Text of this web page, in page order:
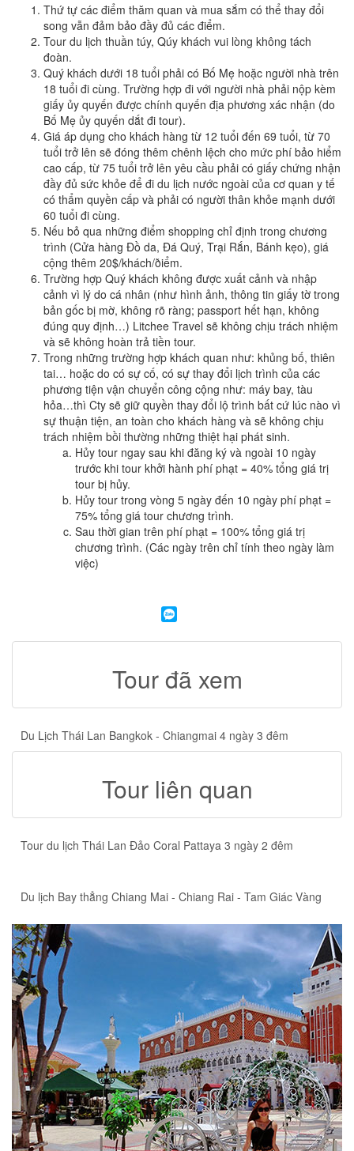
Thứ tự các điểm thăm quan và mua sắm có thể thay đổi
song vẫn đảm bảo đầy đủ các điểm.
Tour du lịch thuần túy, Qúy khách vui lòng không tách
đoàn.
Quý khách dưới 18 tuổi phải có Bố Mẹ hoặc người nhà trên
18 tuổi đi cùng. Trường hợp đi với người nhà phải nộp kèm
giấy ủy quyến được chính quyến địa phương xác nhận (do
Bố Mẹ ủy quyến dắt đi tour).
Giá áp dụng cho khách hàng từ 12 tuổi đến 69 tuổi, từ 70
tuổi trở lên sẽ đóng thêm chênh lệch cho mức phí bảo hiểm
cao cấp, từ 75 tuổi trở lên yêu cầu phải có giấy chứng nhận
đầy đủ sức khỏe để đi du lịch nước ngoài của cơ quan y tế
có thẩm quyền cấp và phải có người thân khỏe mạnh dưới
60 tuổi đi cùng.
Nếu bỏ qua những điểm shopping chỉ định trong chương
trình (Cửa hàng Ðồ da, Ðá Quý, Trại Rắn, Bánh kẹo), giá
cộng thêm 20$/khách/ðiểm.
Trường hợp Quý khách không được xuất cảnh và nhập
cảnh vì lý do cá nhân (như hình ảnh, thông tin giấy tờ trong
bản gốc bị mờ, không rõ ràng; passport hết hạn, không
đúng quy định…) Litchee Travel sẽ không chịu trách nhiệm
và sẽ không hoàn trả tiền tour.
Trong những trường hợp khách quan như: khủng bố, thiên
tai… hoặc do có sự cố, có sự thay đổi lịch trình của các
phương tiện vận chuyển công cộng như: máy bay, tàu
hỏa…thì Cty sẽ giữ quyền thay đổi lộ trình bất cứ lúc nào vì
sự thuận tiện, an toàn cho khách hàng và sẽ không chịu
trách nhiệm bồi thường những thiệt hại phát sinh.
Hủy tour ngay sau khi đăng ký và ngoài 10 ngày
trước khi tour khởi hành phí phạt = 40% tổng giá trị
tour bị hủy.
Hủy tour trong vòng 5 ngày đến 10 ngày phí phạt =
75% tổng giá tour chương trình.
Sau thời gian trên phí phạt = 100% tổng giá trị
chương trình. (Các ngày trên chỉ tính theo ngày làm
việc)
Tour đã xem
Du Lịch Thái Lan Bangkok - Chiangmai 4 ngày 3 đêm
Tour liên quan
Tour du lịch Thái Lan Đảo Coral Pattaya 3 ngày 2 đêm
Du lịch Bay thẳng Chiang Mai - Chiang Rai - Tam Giác Vàng